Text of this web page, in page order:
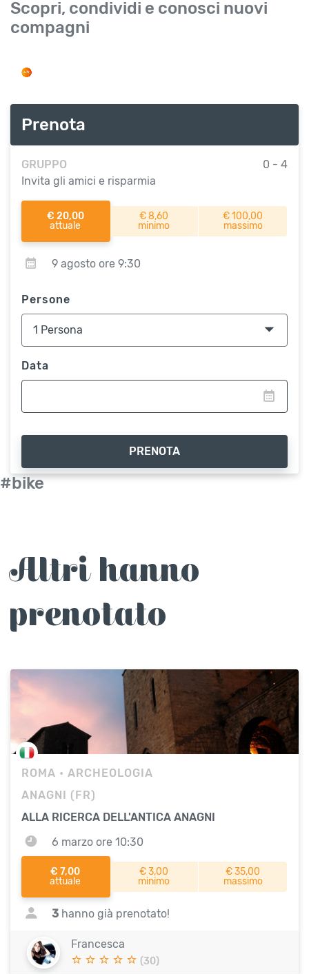
Scopri, condividi e conosci nuovi
compagni
Prenota
GRUPPO
0 - 4
Invita gli amici e risparmia
€ 20,00
attuale
€ 8,60
minimo
€ 100,00
massimo
9 agosto ore 9:30
Persone
Data
PRENOTA
#bike
Altri hanno
prenotato
ROMA • ARCHEOLOGIA
ANAGNI (FR)
ALLA RICERCA DELL'ANTICA ANAGNI
6 marzo ore 10:30
€ 7,00
attuale
€ 3,00
minimo
€ 35,00
massimo
3 hanno già prenotato!
Francesca
(30)